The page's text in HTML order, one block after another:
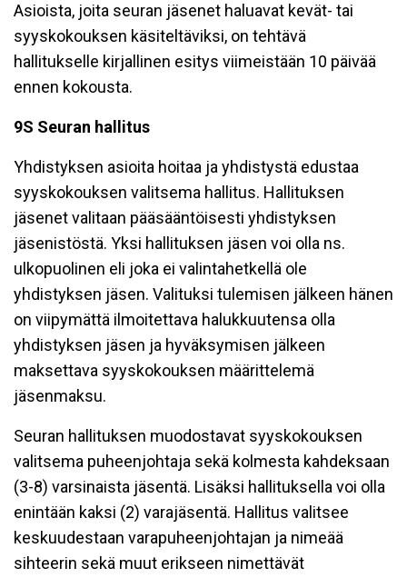
Asioista, joita seuran jäsenet haluavat kevät- tai
syyskokouksen käsiteltäviksi, on tehtävä
hallitukselle kirjallinen esitys viimeistään 10 päivää
ennen kokousta.
9S Seuran hallitus
Yhdistyksen asioita hoitaa ja yhdistystä edustaa
syyskokouksen valitsema hallitus. Hallituksen
jäsenet valitaan pääsääntöisesti yhdistyksen
jäsenistöstä. Yksi hallituksen jäsen voi olla ns.
ulkopuolinen eli joka ei valintahetkellä ole
yhdistyksen jäsen. Valituksi tulemisen jälkeen hänen
on viipymättä ilmoitettava halukkuutensa olla
yhdistyksen jäsen ja hyväksymisen jälkeen
maksettava syyskokouksen määrittelemä
jäsenmaksu.
Seuran hallituksen muodostavat syyskokouksen
valitsema puheenjohtaja sekä kolmesta kahdeksaan
(3-8) varsinaista jäsentä. Lisäksi hallituksella voi olla
enintään kaksi (2) varajäsentä. Hallitus valitsee
keskuudestaan varapuheenjohtajan ja nimeää
sihteerin sekä muut erikseen nimettävät